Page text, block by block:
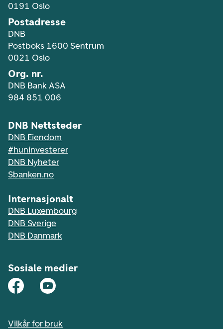
0191 Oslo
Postadresse
DNB
Postboks 1600 Sentrum
0021 Oslo
Org. nr.
DNB Bank ASA
984 851 006
DNB Nettsteder
DNB Eiendom
#huninvesterer
DNB Nyheter
Sbanken.no
Internasjonalt
DNB Luxembourg
DNB Sverige
DNB Danmark
Sosiale medier
Vilkår for bruk